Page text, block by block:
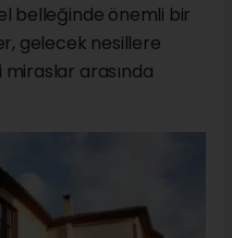
belleğinde önemli bir
gelecek nesillere
arasında